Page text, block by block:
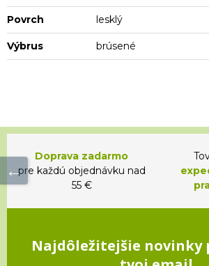
Povrch lesklý
Výbrus brúsené
Doprava zadarmo
pre každú objednávku nad
55 €
Najdôležitejšie novinky